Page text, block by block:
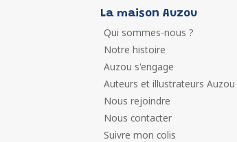
La maison Auzou
Qui sommes-nous ?
Notre histoire
Auzou s'engage
Auteurs et illustrateurs Auzou
Nous rejoindre
Nous contacter
Suivre mon colis